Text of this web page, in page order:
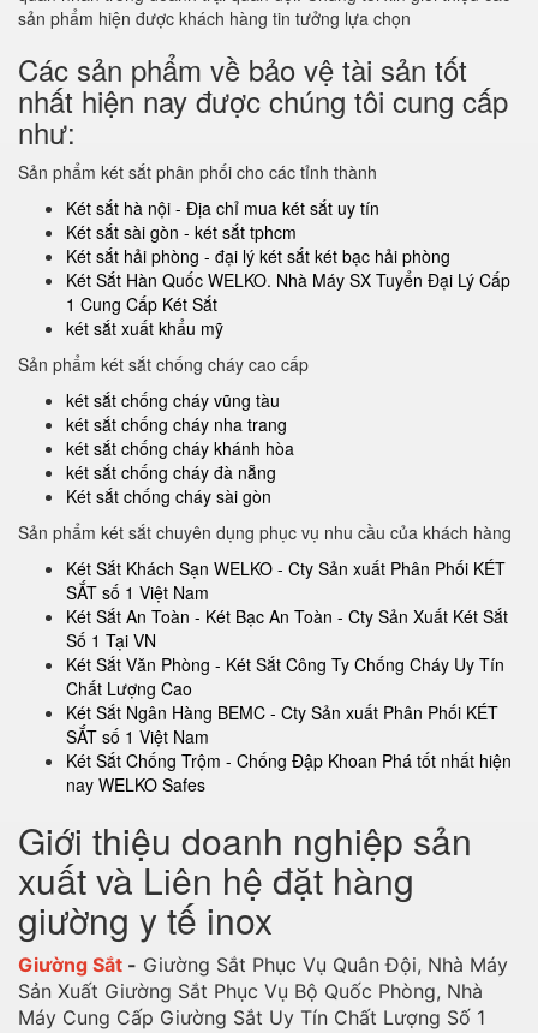
sản phẩm hiện được khách hàng tin tưởng lựa chọn
Các sản phẩm về bảo vệ tài sản tốt
nhất hiện nay được chúng tôi cung cấp
như:
Sản phẩm két sắt phân phối cho các tỉnh thành
Két sắt hà nội - Địa chỉ mua két sắt uy tín
Két sắt sài gòn - két sắt tphcm
Két sắt hải phòng - đại lý két sắt két bạc hải phòng
Két Sắt Hàn Quốc WELKO. Nhà Máy SX Tuyển Đại Lý Cấp
1 Cung Cấp Két Sắt
két sắt xuất khẩu mỹ
Sản phẩm két sắt chống cháy cao cấp
két sắt chống cháy vũng tàu
két sắt chống cháy nha trang
két sắt chống cháy khánh hòa
két sắt chống cháy đà nẵng
Két sắt chống cháy sài gòn
Sản phẩm két sắt chuyên dụng phục vụ nhu cầu của khách hàng
Két Sắt Khách Sạn WELKO - Cty Sản xuất Phân Phối KÉT
SẮT số 1 Việt Nam
Két Sắt An Toàn - Két Bạc An Toàn - Cty Sản Xuất Két Sắt
Số 1 Tại VN
Két Sắt Văn Phòng - Két Sắt Công Ty Chống Cháy Uy Tín
Chất Lượng Cao
Két Sắt Ngân Hàng BEMC - Cty Sản xuất Phân Phối KÉT
SẮT số 1 Việt Nam
Két Sắt Chống Trộm - Chống Đập Khoan Phá tốt nhất hiện
nay WELKO Safes
Giới thiệu doanh nghiệp sản
xuất và Liên hệ đặt hàng
giường y tế inox
Giường Sắt - Giường Sắt Phục Vụ Quân Đội, Nhà Máy
Sản Xuất Giường Sắt Phục Vụ Bộ Quốc Phòng, Nhà
Máy Cung Cấp Giường Sắt Uy Tín Chất Lượng Số 1